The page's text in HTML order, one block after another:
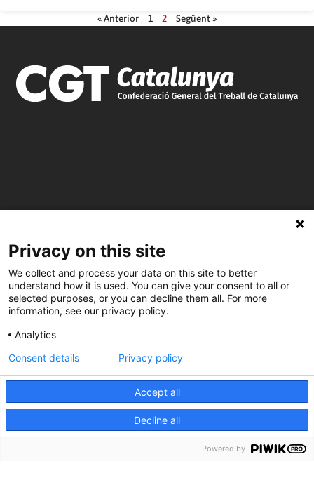
« Anterior 1 2 Següent »
spccc@spcgtcatalunya.cat
935 120 481
cgtcatalunya
CGTCatalunya
Privacy on this site
We collect and process your data on this site to better
understand how it is used. You can give your consent to all or
selected purposes, or you can decline them all. For more
information, see our privacy policy.
Analytics
Accept all
Decline all
Consent details Privacy policy
Powered by